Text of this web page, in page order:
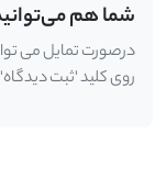
شما هم
درصورت تمایل می
روی کلید 'ثبت دیدگاه'